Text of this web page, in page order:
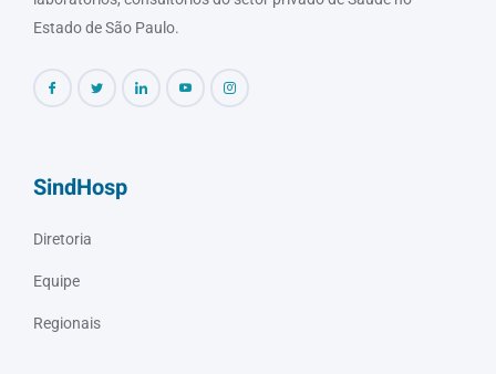
Estado de São Paulo.
SindHosp
Diretoria
Equipe
Regionais